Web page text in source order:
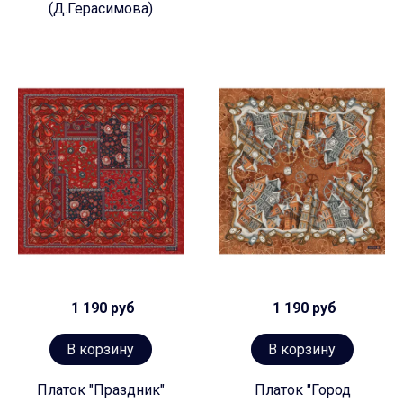
(Д.Герасимова)
1 190 руб
В корзину
Платок "Праздник"
1 190 руб
В корзину
Платок "Город